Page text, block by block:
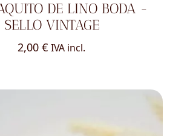
DE LINO BODA -
SELLO VINTAGE
2,00 € IVA incl.